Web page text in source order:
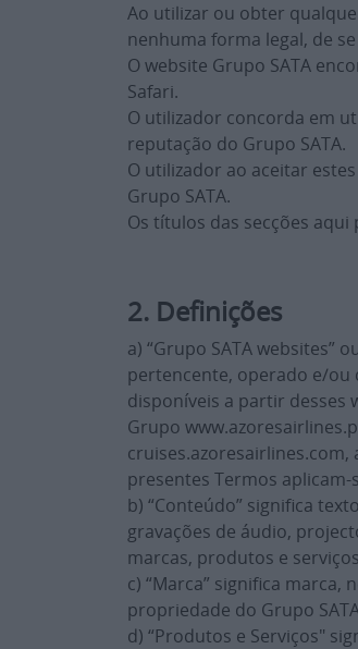
Ao utilizar ou obter
nenhuma forma legal, de
O website Grupo SATA
Safari.
O utilizador concorda em
reputação do Grupo SATA.
O utilizador ao aceitar
Grupo SATA.
Os títulos das secções
2. Definições
a) “Grupo SATA websites”
pertencente, operado e/ou
disponíveis a partir desses
Grupo
presentes Termos
b) “Conteúdo” significa
gravações de áudio,
marcas, produtos e
c) “Marca” significa
propriedade do Grupo
d) “Produtos e Serviços"